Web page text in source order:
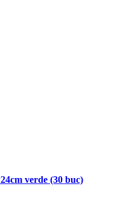
verde (30 buc)